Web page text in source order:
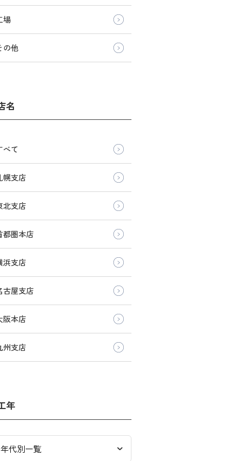
場
の他
名
べて
幌支店
北支店
都圏本店
浜支店
古屋支店
阪本店
州支店
年